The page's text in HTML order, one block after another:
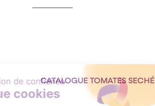
CATALOGUE TOMATES SECHÉ
Format : PDF (2 Mo)